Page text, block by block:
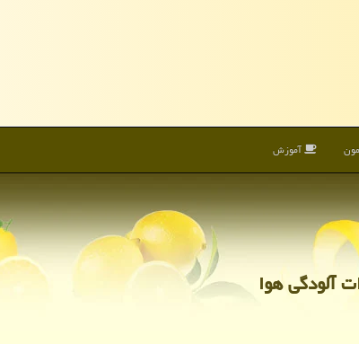
آموزش
آلودگی هوا